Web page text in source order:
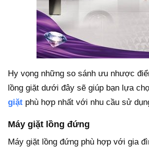
Hy vọng những so sánh ưu nhược
lồng giặt dưới đây sẽ giúp bạn lựa
giặt phù hợp nhất với nhu cầu sử
Máy giặt lồng đứng
Máy giặt lồng đứng phù hợp với gia